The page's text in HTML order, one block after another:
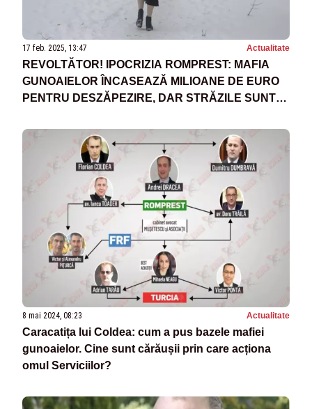
17 feb. 2025, 13:47 Actualitate
REVOLTĂTOR! IPOCRIZIA ROMPREST: MAFIA
GUNOAIELOR ÎNCASEAZĂ MILIOANE DE EURO
PENTRU DESZĂPEZIRE, DAR STRĂZILE SUNT
8 mai 2024, 08:23 Actualitate
Caracatița lui Coldea: cum a pus bazele mafiei
gunoaielor. Cine sunt cărăușii prin care acționa
omul Serviciilor?